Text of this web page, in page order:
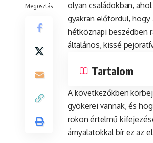
Megosztás
olyan családokban,
gyakran előfordul,
hétköznapi beszédben
általános, kissé
Tartalom
A következőkben
gyökerei vannak, és
rokon értelmű
árnyalatokkal bír ez az